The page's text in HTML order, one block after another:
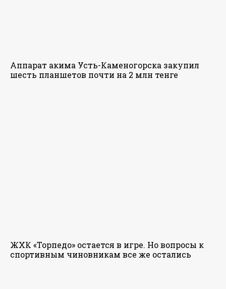
Аппарат акима Усть-Каменогорска закупил
шесть планшетов почти на 2 млн тенге
ЖХК «Торпедо» остается в игре. Но вопросы к
спортивным чиновникам все же остались